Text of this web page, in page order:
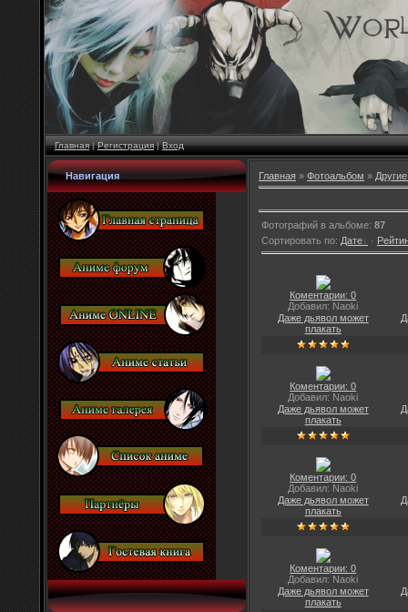
Главная|Регистрация|Вход
Навигация Главная » Фотоальбом »
Фотографий в альбоме: 87
Сортировать по: Дате ·
Коментарии: 0
Добавил: Naoki
Даже дьявол может
плакать
Коментарии: 0
Добавил: Naoki
Даже дьявол может
плакать
Коментарии: 0
Добавил: Naoki
Даже дьявол может
плакать
Коментарии: 0
Добавил: Naoki
Даже дьявол может
плакать